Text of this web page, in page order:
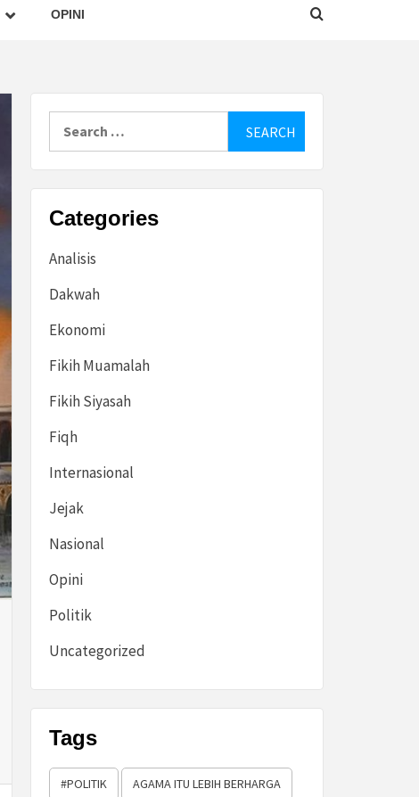
OPINI
Categories
Analisis
Dakwah
Ekonomi
Fikih Muamalah
Fikih Siyasah
Fiqh
Internasional
Jejak
Nasional
Opini
Politik
Uncategorized
Tags
#POLITIK AGAMA ITU LEBIH BERHARGA